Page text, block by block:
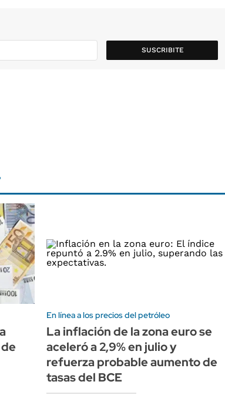
SUSCRIBITE
En línea a los precios del petróleo
La inflación de la zona euro se
aceleró a 2,9% en julio y
refuerza probable aumento de
tasas del BCE